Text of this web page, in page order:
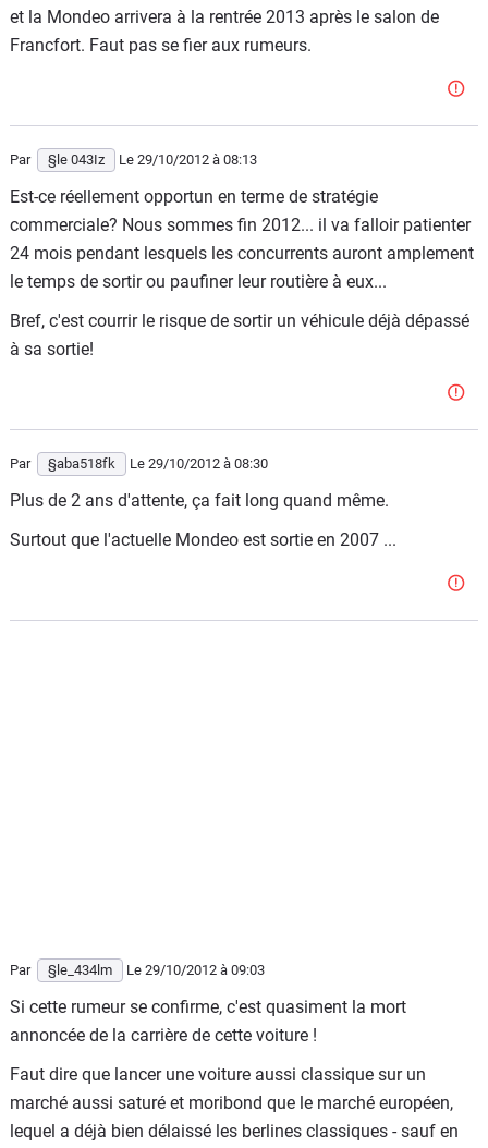
et la Mondeo arrivera à la rentrée 2013 après le salon de
Francfort. Faut pas se fier aux rumeurs.
Par §le 043Iz Le 29/10/2012 à 08:13
Est-ce réellement opportun en terme de stratégie
commerciale? Nous sommes fin 2012... il va falloir patienter
24 mois pendant lesquels les concurrents auront amplement
le temps de sortir ou paufiner leur routière à eux...
Bref, c'est courrir le risque de sortir un véhicule déjà dépassé
à sa sortie!
Par §aba518fk Le 29/10/2012 à 08:30
Plus de 2 ans d'attente, ça fait long quand même.
Surtout que l'actuelle Mondeo est sortie en 2007 ...
Par §le_434lm Le 29/10/2012 à 09:03
Si cette rumeur se confirme, c'est quasiment la mort
annoncée de la carrière de cette voiture !
Faut dire que lancer une voiture aussi classique sur un
marché aussi saturé et moribond que le marché européen,
lequel a déjà bien délaissé les berlines classiques - sauf en